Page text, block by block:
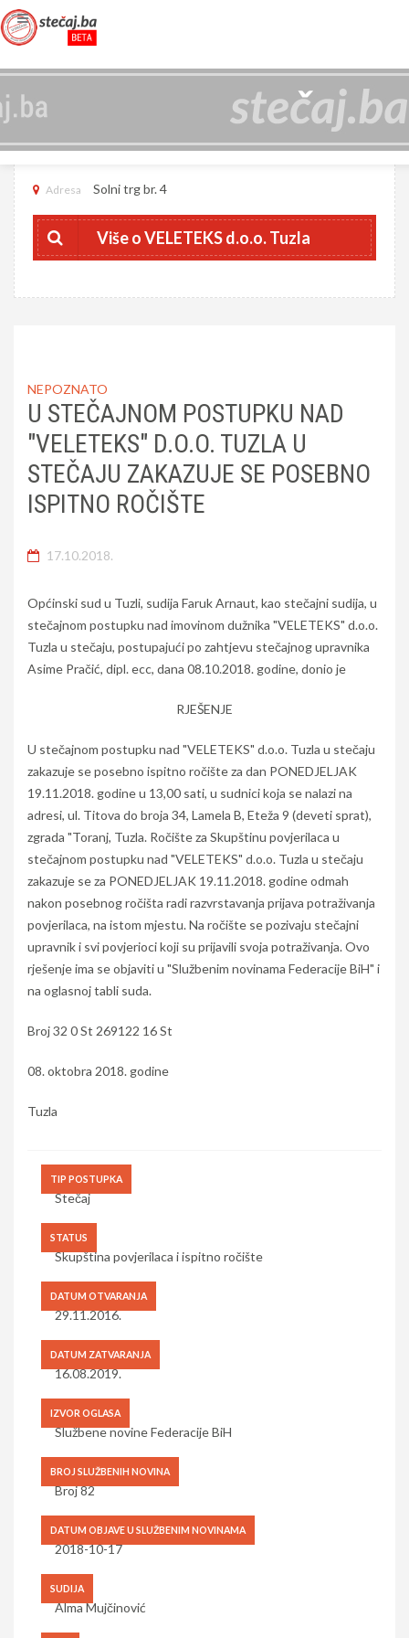
VELETEKS D.O.O. TUZLA
4209438310003
Adresa Solni trg br. 4
Više o VELETEKS d.o.o. Tuzla
NEPOZNATO
U STEČAJNOM POSTUPKU NAD
"VELETEKS" D.O.O. TUZLA U
STEČAJU ZAKAZUJE SE POSEBNO
ISPITNO ROČIŠTE
17.10.2018.
Općinski sud u Tuzli, sudija Faruk Arnaut, kao stečajni sudija, u
stečajnom postupku nad imovinom dužnika "VELETEKS" d.o.o.
Tuzla u stečaju, postupajući po zahtjevu stečajnog upravnika
Asime Pračić, dipl. ecc, dana 08.10.2018. godine, donio je
RJEŠENJE
U stečajnom postupku nad "VELETEKS" d.o.o. Tuzla u stečaju
zakazuje se posebno ispitno ročište za dan PONEDJELJAK
19.11.2018. godine u 13,00 sati, u sudnici koja se nalazi na
adresi, ul. Titova do broja 34, Lamela B, Eteža 9 (deveti sprat),
zgrada "Toranj, Tuzla. Ročište za Skupštinu povjerilaca u
stečajnom postupku nad "VELETEKS" d.o.o. Tuzla u stečaju
zakazuje se za PONEDJELJAK 19.11.2018. godine odmah
nakon posebnog ročišta radi razvrstavanja prijava potraživanja
povjerilaca, na istom mjestu. Na ročište se pozivaju stečajni
upravnik i svi povjerioci koji su prijavili svoja potraživanja. Ovo
rješenje ima se objaviti u "Službenim novinama Federacije BiH" i
na oglasnoj tabli suda.
Broj 32 0 St 269122 16 St
08. oktobra 2018. godine
Tuzla
TIP POSTUPKA
Stečaj
STATUS
Skupština povjerilaca i ispitno ročište
DATUM OTVARANJA
29.11.2016.
DATUM ZATVARANJA
16.08.2019.
IZVOR OGLASA
Službene novine Federacije BiH
BROJ SLUŽBENIH NOVINA
Broj 82
DATUM OBJAVE U SLUŽBENIM NOVINAMA
2018-10-17
SUDIJA
Alma Mujčinović